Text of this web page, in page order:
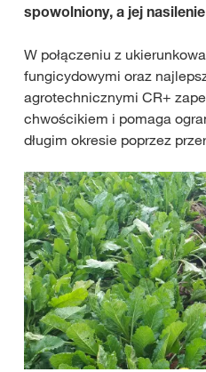
spowolniony, a jej
W połączeniu z
fungicydowymi oraz
agrotechnicznymi CR+
chwościkiem i pomaga
długim okresie poprzez